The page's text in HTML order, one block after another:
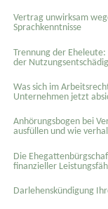
Vertrag unwirksam
Sprachkenntnisse
Trennung der
der
Was sich im
Unternehmen jetzt
Anhörungsbogen bei
ausfüllen und wie
Die
finanzieller
Darlehenskündigung